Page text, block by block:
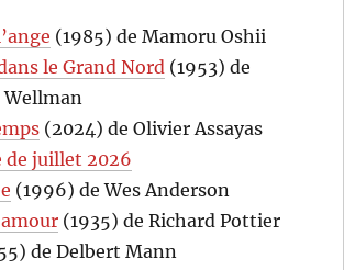
(1985) de Mamoru Oshii
le Grand Nord (1953) de
Wellman
(2024) de Olivier Assayas
de juillet 2026
(1996) de Wes Anderson
(1935) de Richard Pottier
de Delbert Mann